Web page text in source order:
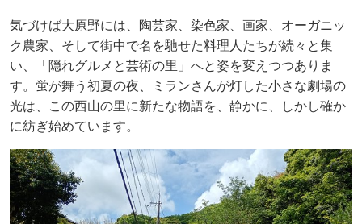
気づけば大原野には、陶芸家、染色家、画家、オーガニッ
ク農家、そして街中で名を馳せた料理人たちが続々と集
い、「隠れグルメと芸術の里」へと姿を変えつつありま
す。蛍が舞う初夏の夜、ミランさんが灯した小さな劇場の
光は、この西山の里に新たな物語を、静かに、しかし確か
に紡ぎ始めています。